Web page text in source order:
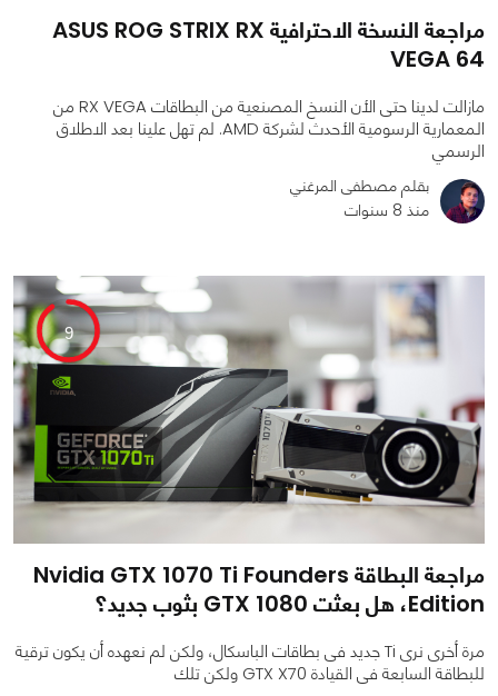
مراجعة النسخة الاحترافية ASUS ROG STRIX RX
VEGA 64
مازالت لدينا حتى الأن النسخ المصنعية من البطاقات RX VEGA من
المعمارية الرسومية الأحدث لشركة AMD. لم تهل علينا بعد الاطلاق
الرسمي
بقلم مصطفى المرغني
منذ 8 سنوات
9
مراجعة البطاقة Nvidia GTX 1070 Ti Founders
Edition، هل بعثت GTX 1080 بثوب جديد؟
مرة أخرى نرى Ti جديد فى بطاقات الباسكال، ولكن لم نعهده أن يكون ترقية
للبطاقة السابعة فى القيادة GTX X70 ولكن تلك